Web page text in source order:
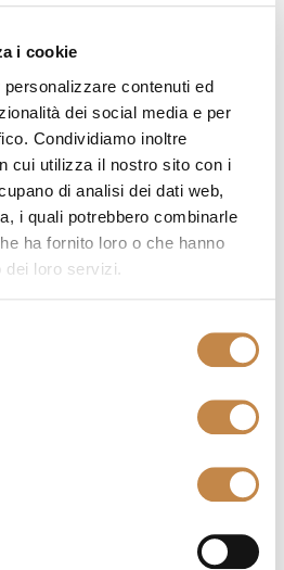
i cookie
contenuti ed
dei social media e per
Condividiamo inoltre
cui utilizza il nostro sito con i
di analisi dei dati web,
i quali potrebbero combinarle
ha fornito loro o che hanno
dei loro servizi.
505
Ferretti
506